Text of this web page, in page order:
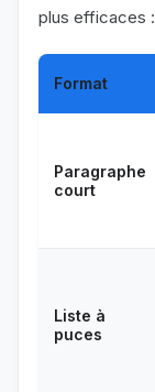
plus efficaces :
Format
Paragraphe
court
Liste à
puces